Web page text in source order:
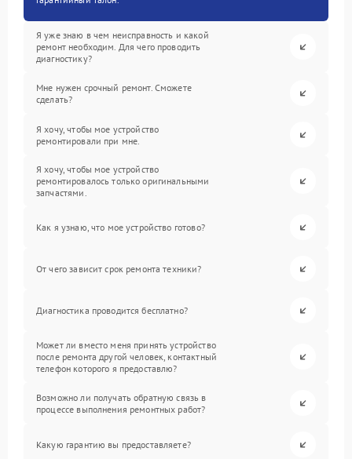
Я уже знаю в чем неисправность и какой
ремонт необходим. Для чего проводить
диагностику?
Мне нужен срочный ремонт. Сможете
сделать?
Я хочу, чтобы мое устройство
ремонтировали при мне.
Я хочу, чтобы мое устройство
ремонтировалось только оригинальными
запчастями.
Как я узнаю, что мое устройство готово?
От чего зависит срок ремонта техники?
Диагностика проводится бесплатно?
Может ли вместо меня принять устройство
после ремонта другой человек, контактный
телефон которого я предоставлю?
Возможно ли получать обратную связь в
процессе выполнения ремонтных работ?
Какую гарантию вы предоставляете?